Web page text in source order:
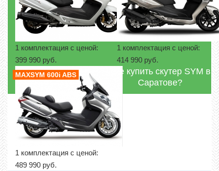
1 комплектация с ценой:
399 990 руб.
1 комплектация с ценой:
414 990 руб.
MAXSYM 600i ABS
1 комплектация с ценой:
489 990 руб.
Где купить скутер SYM в
Саратове?